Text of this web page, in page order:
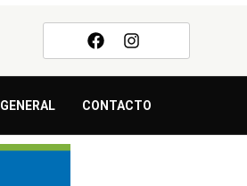
GENERAL CONTACTO